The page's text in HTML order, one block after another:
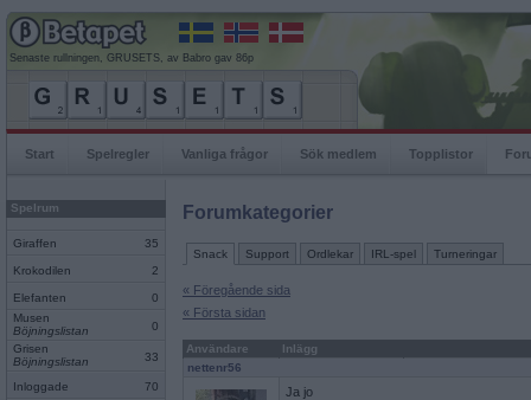
Senaste rullningen, GRUSETS, av Babro gav 86p
Start Spelregler Vanliga frågor Sök medlem Topplistor
Spelrum
Giraffen 35
Krokodilen 2
Elefanten
0
Musen
Böjningslistan
0
Grisen
Böjningslistan
33
Inloggade 70
Forumkategorier
Snack Support Ordlekar IRL-spel Turneringar
« Föregående sida
« Första sidan
Användare
Inlägg
nettenr56
Ja jo